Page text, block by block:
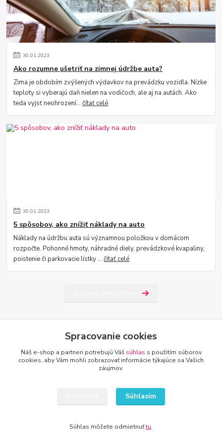
30.01.2023
Ako rozumne ušetriť na zimnej údržbe auta?
Zima je obdobím zvýšených výdavkov na prevádzku vozidla. Nízke
teploty si vyberajú daň nielen na vodičoch, ale aj na autách. Ako
teda vyjsť neohrození...čítať celé
30.01.2023
5 spôsobov, ako znížiť náklady na auto
Náklady na údržbu auta sú významnou položkou v domácom
rozpočte. Pohonné hmoty, náhradné diely, prevádzkové kvapaliny,
poistenie či parkovacie lístky ...čítať celé
Nepremeškajte novinky, akcie a
zľavy!
Prihlásiť sa
Môžete sa kedykoľvek odhlásiť. Zasielame raz za 14 dní.
Spracovanie cookies
Náš e-shop a partneri potrebujú Váš súhlas s použitím súborov
cookies, aby Vám mohli zobrazovať informácie týkajúce sa Vašich
záujmov.
Súhlasím
Súhlas môžete odmietnuťtu.